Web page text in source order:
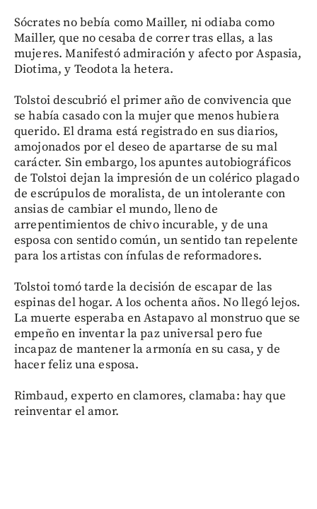
Sócrates no bebía como Mailler, ni odiaba como
Mailler, que no cesaba de correr tras ellas, a las
mujeres. Manifestó admiración y afecto por Aspasia,
Diotima, y Teodota la hetera.
Tolstoi descubrió el primer año de convivencia que
se había casado con la mujer que menos hubiera
querido. El drama está registrado en sus diarios,
amojonados por el deseo de apartarse de su mal
carácter. Sin embargo, los apuntes autobiográficos
de Tolstoi dejan la impresión de un colérico plagado
de escrúpulos de moralista, de un intolerante con
ansias de cambiar el mundo, lleno de
arrepentimientos de chivo incurable, y de una
esposa con sentido común, un sentido tan repelente
para los artistas con ínfulas de reformadores.
Tolstoi tomó tarde la decisión de escapar de las
espinas del hogar. A los ochenta años. No llegó lejos.
La muerte esperaba en Astapavo al monstruo que se
empeño en inventar la paz universal pero fue
incapaz de mantener la armonía en su casa, y de
hacer feliz una esposa.
Rimbaud, experto en clamores, clamaba: hay que
reinventar el amor.